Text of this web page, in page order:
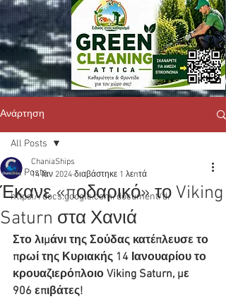
Ανάρτηση
All Posts
https://docs.google.com/document/d/
All Posts
Έκανε «ποδαρικό» το Viking
Saturn στα Χανιά
ChaniaShips
14 Ιαν 2024 διαβάστηκε 1 λεπτά
Στο λιμάνι της Σούδας κατέπλευσε το
πρωί της Κυριακής 14 Ιανουαρίου το
κρουαζιερόπλοιο Viking Saturn, με
906 επιβάτες!